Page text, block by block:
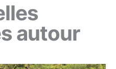
autour